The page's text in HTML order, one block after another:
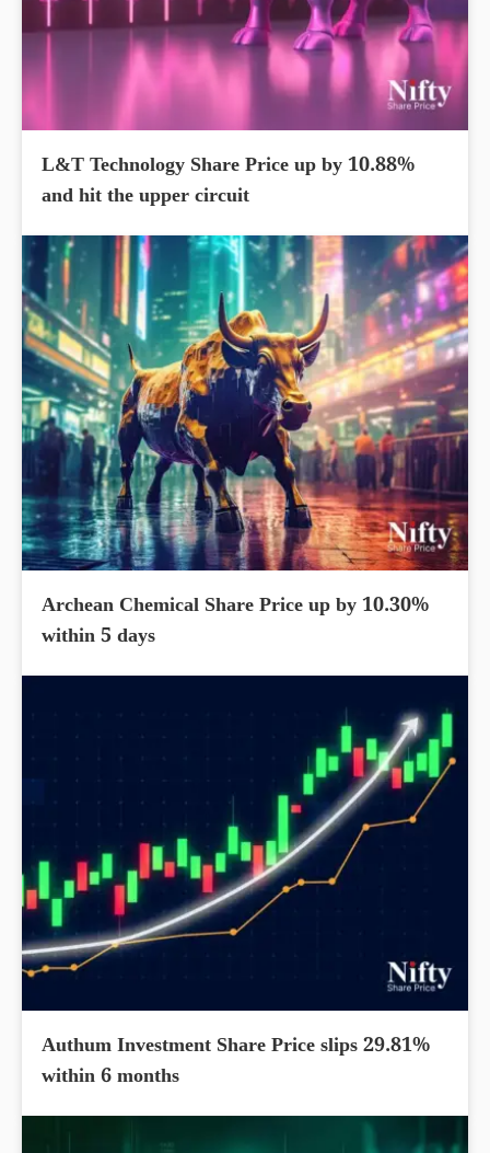
L&T Technology Share Price up by 10.88%
and hit the upper circuit
Archean Chemical Share Price up by 10.30%
within 5 days
Authum Investment Share Price slips 29.81%
within 6 months